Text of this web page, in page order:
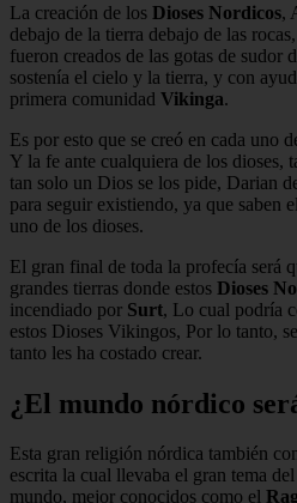
La creación de los Dioses Nordicos,
debajo de la tierra debajo de las
fueron creados de las gotas de sudor
sostenía el cielo y la tierra, y con
primera comunidad Vikinga.
Es por esto que se creó en cada uno
Y la fe ante cualquiera de los dioses,
tan solo un Dios se los pide, Darian
para seguir existiendo, ya que saben
uno de los dioses.
El gran final de toda la profecía será
grandes tierras donde estos Dioses
incendiado por Surt, Lo cual podría
estos Dioses Vikingos, Por lo tanto,
tanto les ha costado crear.
¿El mundo nórdico
Esta gran religión nórdica también
escrita la cual llevaba el gran tema
mundo, mejor conocidos como el